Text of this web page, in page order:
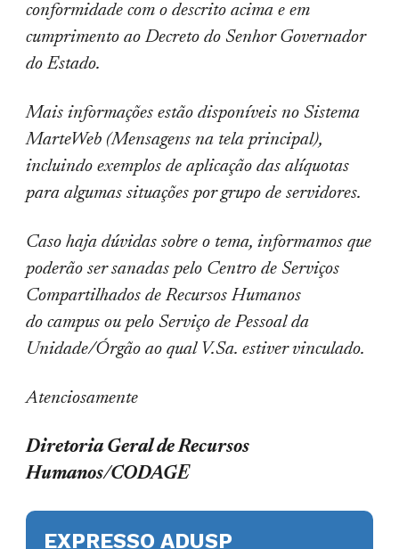
conformidade com o descrito acima e em
cumprimento ao Decreto do Senhor Governador
do Estado.
Mais informações estão disponíveis no Sistema
MarteWeb (Mensagens na tela principal),
incluindo exemplos de aplicação das alíquotas
para algumas situações por grupo de servidores.
Caso haja dúvidas sobre o tema, informamos que
poderão ser sanadas pelo Centro de Serviços
Compartilhados de Recursos Humanos
do campus ou pelo Serviço de Pessoal da
Unidade/Órgão ao qual V.Sa. estiver vinculado.
Atenciosamente
Diretoria Geral de Recursos
Humanos/CODAGE
EXPRESSO ADUSP